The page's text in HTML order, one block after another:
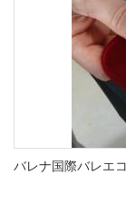
バレナ国際バレエ